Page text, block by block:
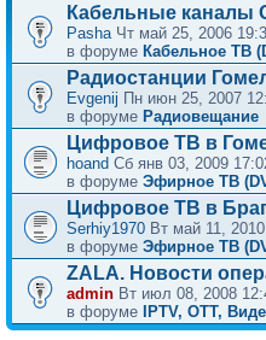
Кабельные каналы
Pasha Чт май 25, 2006
в форуме Кабельное ТВ
Радиостанции
Evgenij Пн июн 25, 2007
в форуме Радиовещание
Цифровое ТВ в
hoand Сб янв 03, 2009
в форуме Эфирное ТВ
Цифровое ТВ в
Serhiy1970 Вт май 11,
в форуме Эфирное ТВ
ZALA. Новости
admin Вт июл 08, 2008
в форуме IPTV, OTT,